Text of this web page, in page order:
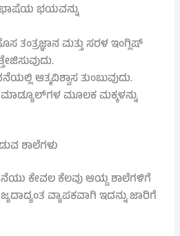
ಭಾಷೆಯ ಭಯವನ್ನು
ತಂತ್ರಜ್ಞಾನ ಮತ್ತು ಸರಳ ಇಂಗ್ಲಿಷ್
ಆತ್ಮವಿಶ್ವಾಸ ತುಂಬುವುದು.
ಮೂಲಕ ಮಕ್ಕಳನ್ನು
ಶಾಲೆಗಳು
ಕೇವಲ ಕೆಲವು ಆಯ್ದ ಶಾಲೆಗಳಿಗೆ
ವ್ಯಾಪಕವಾಗಿ ಇದನ್ನು ಜಾರಿಗೆ